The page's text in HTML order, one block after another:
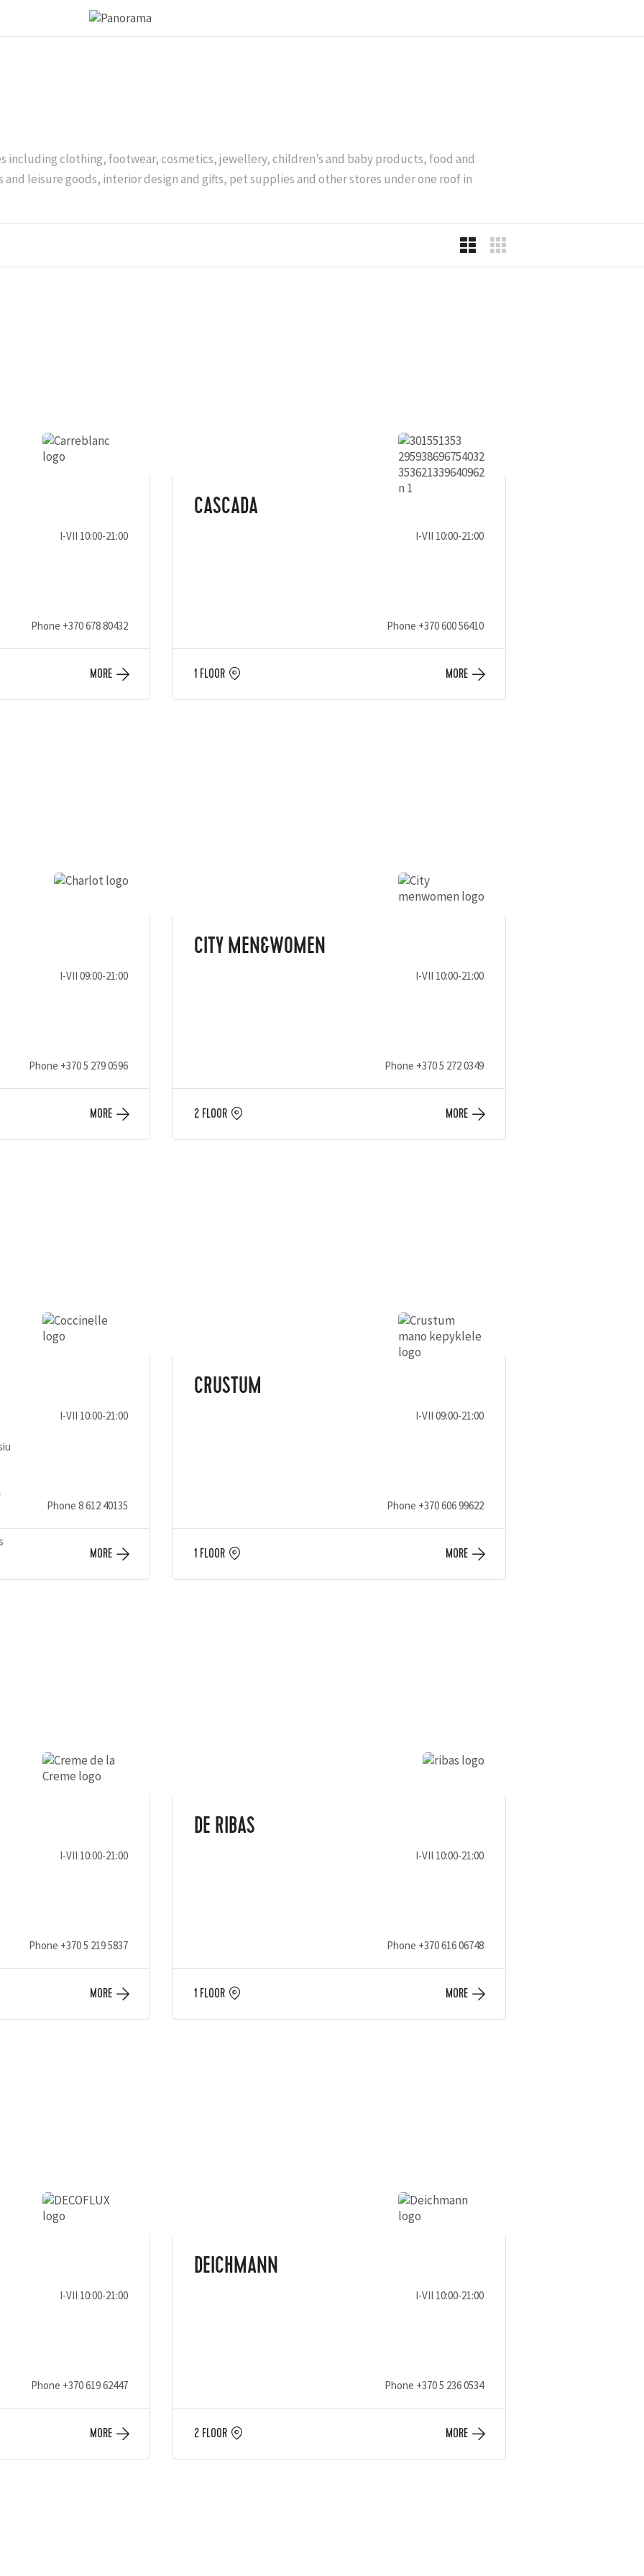
including clothing, footwear, cosmetics, jewellery, children’s and baby products, food and
leisure goods, interior design and gifts, pet supplies and other stores under one roof in
I-VII 10:00-21:00
Phone +370 678 80432
MORE
CASCADA
I-VII 10:00-21:00
Phone +370 600 56410
1 FLOOR MORE
I-VII 09:00-21:00
Phone +370 5 279 0596
MORE
CITY MEN&WOMEN
I-VII 10:00-21:00
Phone +370 5 272 0349
2 FLOOR MORE
I-VII 10:00-21:00
Phone 8 612 40135
MORE
CRUSTUM
I-VII 09:00-21:00
Phone +370 606 99622
1 FLOOR MORE
I-VII 10:00-21:00
Phone +370 5 219 5837
MORE
DE RIBAS
I-VII 10:00-21:00
Phone +370 616 06748
1 FLOOR MORE
I-VII 10:00-21:00
Phone +370 619 62447
MORE
DEICHMANN
I-VII 10:00-21:00
Phone +370 5 236 0534
2 FLOOR MORE